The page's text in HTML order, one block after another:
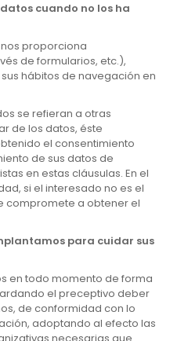
cuando no los ha
proporciona
de formularios, etc.),
hábitos de navegación en
se refieran a otras
de los datos, éste
el consentimiento
de sus datos de
en estas cláusulas. En el
si el interesado no es el
compromete a obtener el
para cuidar sus
en todo momento de forma
el preceptivo deber
de conformidad con lo
adoptando al efecto las